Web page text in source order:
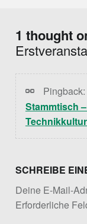
1 thought
Pingback:
Stammtisch
SCHREIBE
Deine E-Mail-
Erforderliche